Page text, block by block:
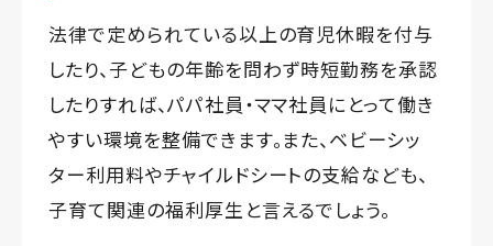
法律で定められている以上の育児休暇を付与
したり、子どもの年齢を問わず時短勤務を承認
したりすれば、パパ社員・ママ社員にとって働き
やすい環境を整備できます。また、ベビーシッ
ター利用料やチャイルドシートの支給なども、
子育て関連の福利厚生と言えるでしょう。